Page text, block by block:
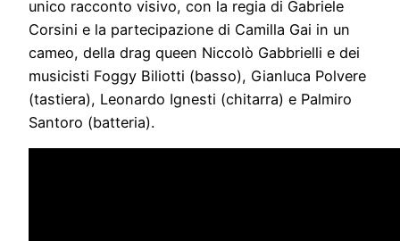
unico racconto visivo, con la regia di Gabriele
Corsini e la partecipazione di Camilla Gai in un
cameo, della drag queen Niccolò Gabbrielli e dei
musicisti Foggy Biliotti (basso), Gianluca Polvere
(tastiera), Leonardo Ignesti (chitarra) e Palmiro
Santoro (batteria).